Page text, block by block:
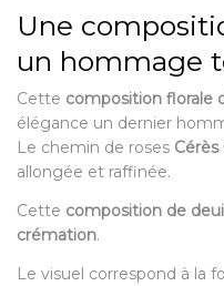
Une
un hommage
Cette composition florale
élégance un dernier
Le chemin de roses Cérès
allongée et raffinée.
Cette composition de
crémation.
Le visuel correspond à la